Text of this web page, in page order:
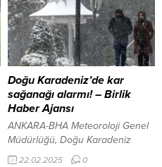
bulunan uygulama merkezini
ziyaret ederek merkezde görevli
emniyet güçleriyle sahur yaptı. İl
Emniyet Müdürü Bekir Demir’in
de katıldığı programda, Vali
Kumbuzoğlu emniyet
mensuplarının fedakârgörev
anlayışına vurgu yaparak
teşekkürlerini iletti. Emniyet
teşkilatının 24 saat esasına
göre vatandaşların huzurunu,...
Doğu Karadeniz’de kar
sağanağı alarmı! – Birlik
Haber Ajansı
ANKARA-BHA Meteoroloji Genel
Müdürlüğü, Doğu Karadeniz
Bölgesi’nde yarın sabah
22.02.2025 0